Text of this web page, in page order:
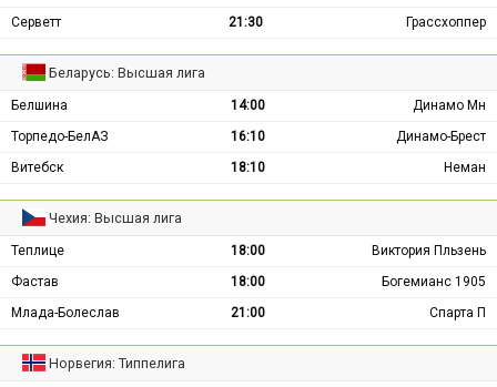
Серветт
21:30 Грассхоппер
Беларусь: Высшая лига
Белшина 14:00
Динамо Мн
Торпедо-БелАЗ
16:10
Динамо-Брест
Витебск
18:10 Неман
Чехия: Высшая лига
Теплице 18:00
Виктория Пльзень
Фастав
18:00
Богемианс 1905
Млада-Болеслав
21:00 Спарта П
Норвегия: Типпелига